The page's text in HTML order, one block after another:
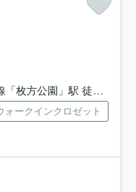
枚方公園」駅 徒歩18分
ォークインクロゼット